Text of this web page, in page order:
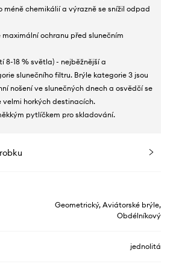
chemikálií a výrazně se snížil odpad
ochranu před slunečním
8-18 % světla) - nejběžnější a
slunečního filtru. Brýle kategorie 3 jsou
nošení ve slunečných dnech a osvědčí se
horkých destinacích.
pytlíčkem pro skladování.
Geometrický, Aviátorské brýle,
Obdélníkový
jednolitá